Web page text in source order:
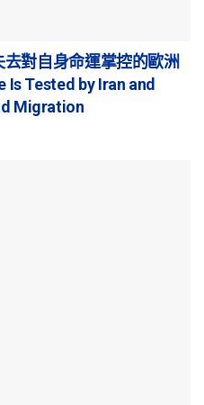
對自身命運掌控的歐洲
Is Tested by Iran and
Migration